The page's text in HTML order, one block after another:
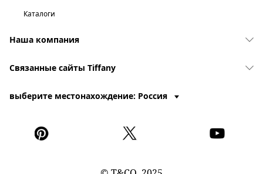
Каталоги
Наша компания
Связанные сайты Tiffany
выберите местонахождение: Россия